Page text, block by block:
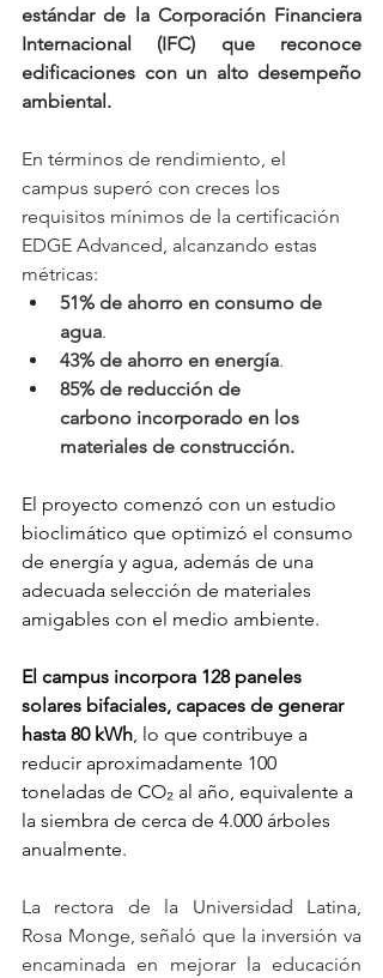
estándar de la Corporación Financiera
Internacional (IFC) que reconoce
edificaciones con un alto desempeño
ambiental.
En términos de rendimiento, el
campus superó con creces los
requisitos mínimos de la certificación
EDGE Advanced, alcanzando estas
métricas:
51% de ahorro en consumo de
agua.
43% de ahorro en energía.
85% de reducción de
carbono incorporado en los
materiales de construcción.
El proyecto comenzó con un estudio
bioclimático que optimizó el consumo
de energía y agua, además de una
adecuada selección de materiales
amigables con el medio ambiente.
El campus incorpora 128 paneles
solares bifaciales, capaces de generar
hasta 80 kWh, lo que contribuye a
reducir aproximadamente 100
toneladas de CO₂ al año, equivalente a
la siembra de cerca de 4.000 árboles
anualmente.
La rectora de la Universidad Latina,
Rosa Monge, señaló que la inversión va
encaminada en mejorar la educación